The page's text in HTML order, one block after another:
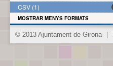
CSV (1)
MOSTRAR MENYS FORMATS
© 2013 Ajuntament de Girona